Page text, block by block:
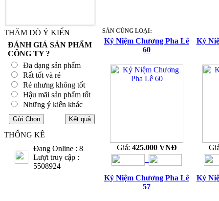
THĂM DÒ Ý KIẾN
ĐÁNH GIÁ SẢN PHẨM
CÔNG TY ?
Đa dạng sản phẩm
Rất tốt và rẻ
Rẻ nhưng không tốt
Hậu mãi sản phẩm tốt
Những ý kiến khác
THỐNG KÊ
Đang Online : 8
Lượt truy cập :
5508924
SẢN CÙNG LOẠI:
Kỷ Niệm Chương Pha Lê
60
Giá: 425.000 VNĐ
Kỷ
Kỷ Niệm Chương Pha Lê
57
Kỷ